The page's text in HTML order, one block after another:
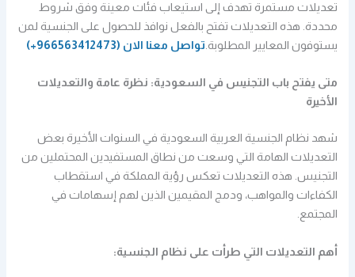
تعديلات مستمرة تهدف إلى استيعاب فئات معينة وفق شروط
محددة. هذه التعديلات تفتح بالفعل نوافذ للحصول على الجنسية لمن
يستوفون المعايير المطلوبة. تواصل معنا الان (966563412473+)
متى يفتح باب التجنيس في السعودية: نظرة عامة والتعديلات
الأخيرة
شهد نظام الجنسية العربية السعودية في السنوات الأخيرة بعض
التعديلات الهامة التي وسعت من نطاق المستفيدين المحتملين من
التجنيس. هذه التعديلات تعكس رؤية المملكة في استقطاب
الكفاءات والمواهب، ودمج المقيمين الذين لهم إسهامات في
المجتمع.
أهم التعديلات التي طرأت على نظام الجنسية: